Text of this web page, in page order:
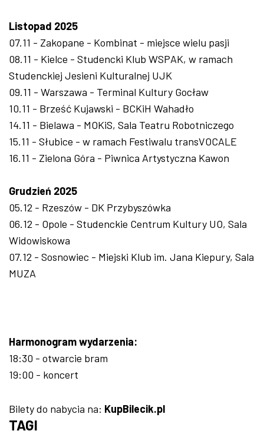
Listopad 2025
07.11 - Zakopane - Kombinat - miejsce wielu pasji
08.11 - Kielce - Studencki Klub WSPAK, w ramach
Studenckiej Jesieni Kulturalnej UJK
09.11 - Warszawa - Terminal Kultury Gocław
10.11 - Brześć Kujawski - BCKiH Wahadło
14.11 - Bielawa - MOKiS, Sala Teatru Robotniczego
15.11 - Słubice - w ramach Festiwalu transVOCALE
16.11 - Zielona Góra - Piwnica Artystyczna Kawon
Grudzień 2025
05.12 - Rzeszów - DK Przybyszówka
06.12 - Opole - Studenckie Centrum Kultury UO, Sala
Widowiskowa
07.12 - Sosnowiec - Miejski Klub im. Jana Kiepury, Sala
MUZA
Harmonogram wydarzenia:
18:30 - otwarcie bram
19:00 - koncert
Bilety do nabycia na: KupBilecik.pl
TAGI